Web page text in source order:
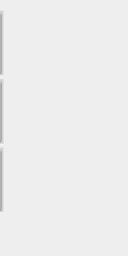
du canal de Nantes à